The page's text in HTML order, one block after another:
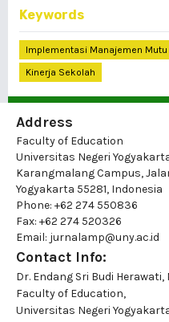
Keywords
Implementasi Manajemen Mutu
Kinerja Sekolah
Address
Faculty of Education
Universitas Negeri
Karangmalang Campus,
Yogyakarta 55281, Indonesia
Phone: +62 274 550836
Fax: +62 274 520326
Email: jurnalamp@uny.ac.id
Contact Info:
Dr. Endang Sri Budi Herawati,
Faculty of Education,
Universitas Negeri